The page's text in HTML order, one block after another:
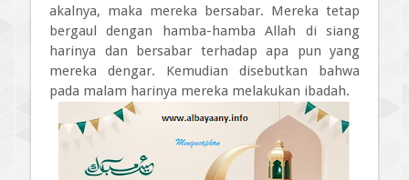
akalnya, maka mereka bersabar. Mereka tetap
bergaul dengan hamba-hamba Allah di siang
harinya dan bersabar terhadap apa pun yang
mereka dengar. Kemudian disebutkan bahwa
pada malam harinya mereka melakukan ibadah.